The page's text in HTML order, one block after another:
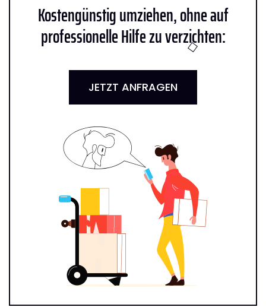
Kostengünstig umziehen, ohne auf
professionelle Hilfe zu verzichten:
JETZT ANFRAGEN